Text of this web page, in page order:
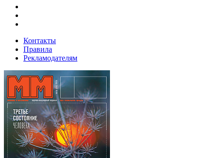
Контакты
Правила
Рекламодателям